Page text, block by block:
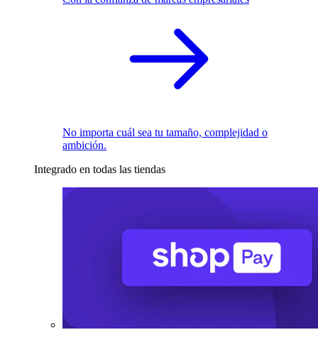
No importa cuál sea tu tamaño, complejidad o
ambición.
Integrado en todas las tiendas